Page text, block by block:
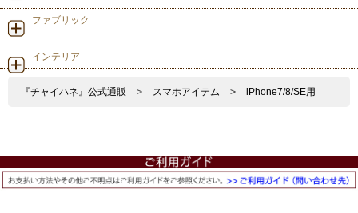
ファブリック
インテリア
『チャイハネ』公式通販 > スマホアイテム > iPhone7/8/SE用